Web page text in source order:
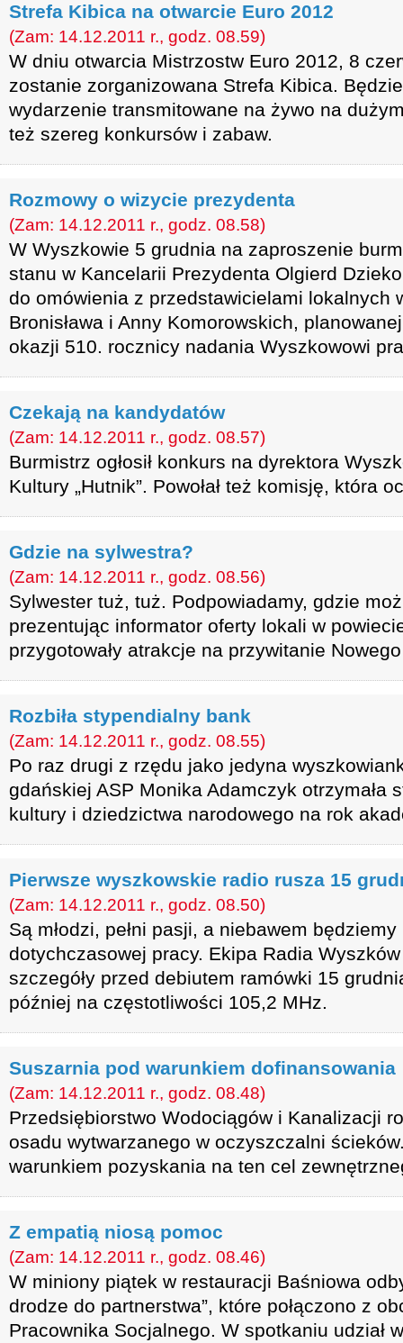
Strefa Kibica na otwarcie Euro 2012
(Zam: 14.12.2011 r., godz. 08.59)
W dniu otwarcia Mistrzostw Euro 2012, 8
zostanie zorganizowana Strefa Kibica.
wydarzenie transmitowane na żywo na
też szereg konkursów i zabaw.
Rozmowy o wizycie prezydenta
(Zam: 14.12.2011 r., godz. 08.58)
W Wyszkowie 5 grudnia na zaproszenie
stanu w Kancelarii Prezydenta Olgierd
do omówienia z przedstawicielami lokalnych
Bronisława i Anny Komorowskich,
okazji 510. rocznicy nadania Wyszkowowi
Czekają na kandydatów
(Zam: 14.12.2011 r., godz. 08.57)
Burmistrz ogłosił konkurs na dyrektora
Kultury „Hutnik”. Powołał też komisję, która
Gdzie na sylwestra?
(Zam: 14.12.2011 r., godz. 08.56)
Sylwester tuż, tuż. Podpowiadamy, gdzie
prezentując informator oferty lokali w
przygotowały atrakcje na przywitanie
Rozbiła stypendialny bank
(Zam: 14.12.2011 r., godz. 08.55)
Po raz drugi z rzędu jako jedyna
gdańskiej ASP Monika Adamczyk otrzymała
kultury i dziedzictwa narodowego na rok
Pierwsze wyszkowskie radio rusza 15
(Zam: 14.12.2011 r., godz. 08.50)
Są młodzi, pełni pasji, a niebawem
dotychczasowej pracy. Ekipa Radia
szczegóły przed debiutem ramówki 15
później na częstotliwości 105,2 MHz.
Suszarnia pod warunkiem dofinansowania
(Zam: 14.12.2011 r., godz. 08.48)
Przedsiębiorstwo Wodociągów i Kanalizacji
osadu wytwarzanego w oczyszczalni
warunkiem pozyskania na ten cel
Z empatią niosą pomoc
(Zam: 14.12.2011 r., godz. 08.46)
W miniony piątek w restauracji Baśniowa
drodze do partnerstwa”, które połączono z
Pracownika Socjalnego. W spotkaniu udział